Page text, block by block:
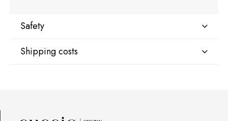
Safety
Manufacturer
Shipping costs